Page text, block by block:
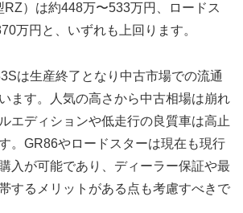
）は約448万〜533万円、ロードス
万円と、いずれも上回ります。
は生産終了となり中古市場での流通
ます。人気の高さから中古相場は崩れ
エディションや低走行の良質車は高止
。GR86やロードスターは現在も現行
入が可能であり、ディーラー保証や最
するメリットがある点も考慮すべきで